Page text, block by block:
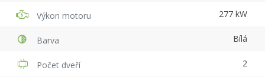
Výkon motoru 277 kW
Barva Bílá
Počet dveří 2